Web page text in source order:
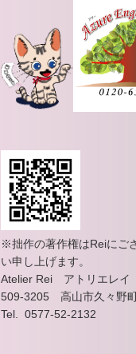
※拙作の著作権はReiにご
い申し上げます。
Atelier Rei アトリエレイ
509-3205 高山市久々野
Tel. 0577-52-2132